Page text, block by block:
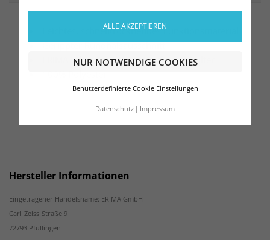
ALLE AKZEPTIEREN
NUR NOTWENDIGE COOKIES
Benutzerdefinierte Cookie Einstellungen
Datenschutz Impressum
Leichtes, schnelltrocknendes Funktionsmaterial
Gerippter Rundhalsausschnitt
ERIMA Schwingen-Design auf der Schulter
Hersteller Informationen
Eingetragener Handelsname: ERIMA GmbH
Carl-Zeiss-Straße 9
72793 Pfullingen